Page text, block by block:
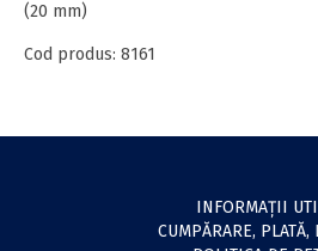
(20 mm)
Cod produs: 8161
INFORMAŢII
CUMPĂRARE, PLATĂ,